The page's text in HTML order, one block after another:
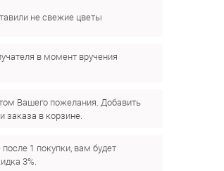
не свежие цветы
в момент вручения
Вашего пожелания. Добавить
в корзине.
1 покупки, вам будет
3%.